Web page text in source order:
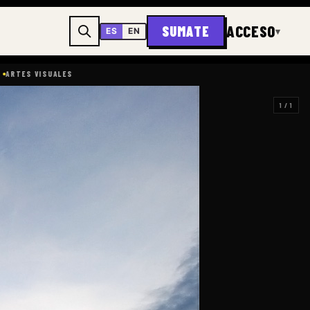
ES EN SUMATE ACCESO▾
VISUALES
1 / 1